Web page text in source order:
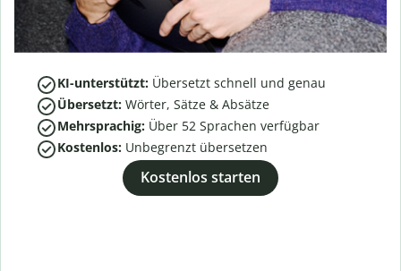
KI-unterstützt: Übersetzt schnell und genau
Übersetzt: Wörter, Sätze & Absätze
Mehrsprachig: Über 52 Sprachen verfügbar
Kostenlos: Unbegrenzt übersetzen
Kostenlos starten